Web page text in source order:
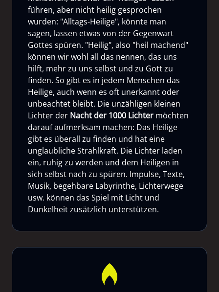
führen, aber nicht heilig gesprochen
wurden: "Alltags-Heilige", könnte man
sagen, lassen etwas von der Gegenwart
Gottes spüren. "Heilig", also "heil machend"
können wir wohl all das nennen, das uns
hilft, mehr zu uns selbst und zu Gott zu
finden. So gibt es in jedem Menschen das
Heilige, auch wenn es oft unerkannt oder
unbeachtet bleibt. Die unzähligen kleinen
Lichter der Nacht der 1000 Lichter möchten
darauf aufmerksam machen: Das Heilige
gibt es überall zu finden und hat eine
unglaubliche Strahlkraft. Die Lichter laden
ein, ruhig zu werden und dem Heiligen in
sich selbst nach zu spüren. Impulse, Texte,
Musik, begehbare Labyrinthe, Lichterwege
usw. können das Spiel mit Licht und
Dunkelheit zusätzlich unterstützen.